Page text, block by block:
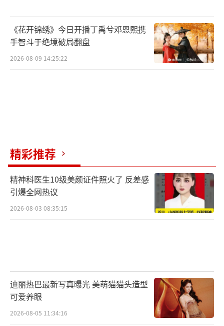
《花开锦绣》今日开播丁禹兮邓恩熙携
手智斗于绝境破局翻盘
2026-08-09 14:25:22
精彩推荐
精神科医生10级美颜证件照火了 反差感
引爆全网热议
2026-08-03 08:35:15
迪丽热巴最新写真曝光 美萌猫猫头造型
可爱养眼
2026-08-05 11:34:16